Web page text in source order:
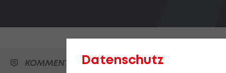
KOMMENTAREDatenschutz